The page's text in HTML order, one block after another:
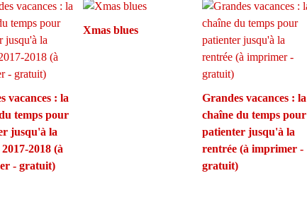
vacances : la
temps pour
jusqu'à la
2018 (à
- gratuit)
Xmas blues
Grandes vacances : la
chaîne du temps pour
patienter jusqu'à la
rentrée (à imprimer -
gratuit)